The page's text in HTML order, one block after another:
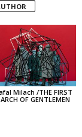
Milach /THE FIRST
OF GENTLEMEN